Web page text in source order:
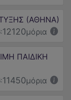
(ΑΘΗΝΑ)
12120μόρια
ΠΑΙΔΙΚΗ
11450μόρια